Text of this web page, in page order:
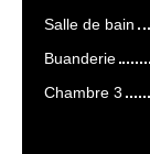
Salle de bain
Buanderie
Chambre 3